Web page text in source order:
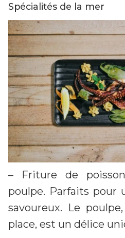
Spécialités de la mer
– Friture de
poulpe. Parfaits pour
savoureux. Le
place, est un délice